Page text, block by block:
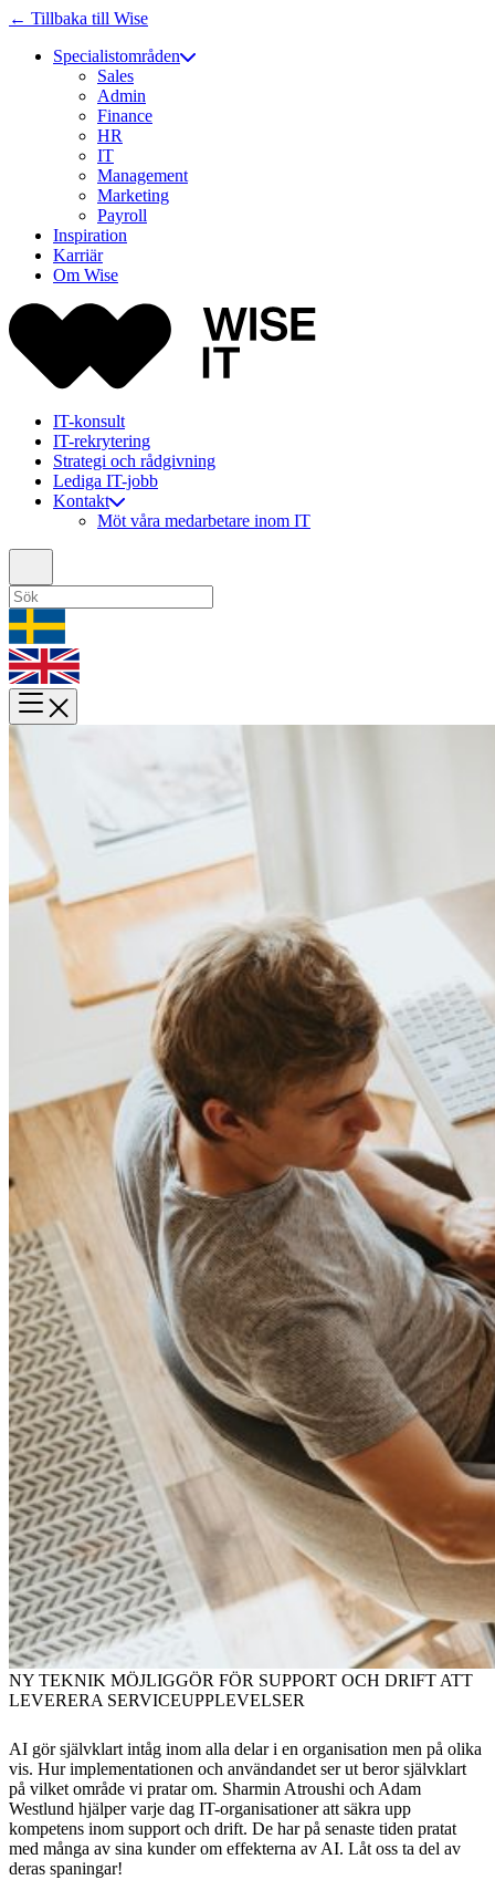
← Tillbaka till Wise
Specialistområden
Sales
Admin
Finance
HR
IT
Management
Marketing
Payroll
Inspiration
Karriär
Om Wise
IT-konsult
IT-rekrytering
Strategi och rådgivning
Lediga IT-jobb
Kontakt
Möt våra medarbetare inom IT
NY TEKNIK MÖJLIGGÖR FÖR SUPPORT OCH DRIFT ATT
LEVERERA SERVICEUPPLEVELSER
AI gör självklart intåg inom alla delar i en organisation men på olika
vis. Hur implementationen och användandet ser ut beror självklart
på vilket område vi pratar om. Sharmin Atroushi och Adam
Westlund hjälper varje dag IT-organisationer att säkra upp
kompetens inom support och drift. De har på senaste tiden pratat
med många av sina kunder om effekterna av AI. Låt oss ta del av
deras spaningar!